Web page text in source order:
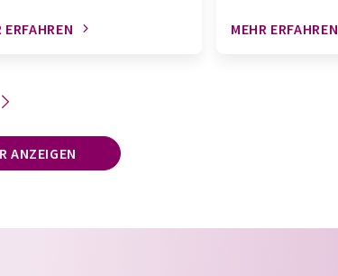
ERFAHREN MEHR ERFAHREN
ANZEIGEN